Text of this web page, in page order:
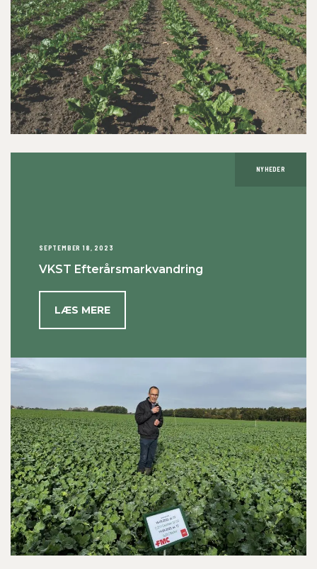
NYHEDER
SEPTEMBER 18, 2023
VKST Efterårsmarkvandring
LÆS MERE